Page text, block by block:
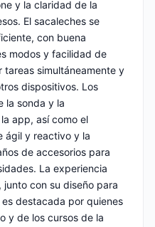
y la claridad de la
El sacaleches se
con buena
modos y facilidad de
tareas simultáneamente y
dispositivos. Los
la sonda y la
app, así como el
ágil y reactivo y la
de accesorios para
La experiencia
con su diseño para
destacada por quienes
y de los cursos de la